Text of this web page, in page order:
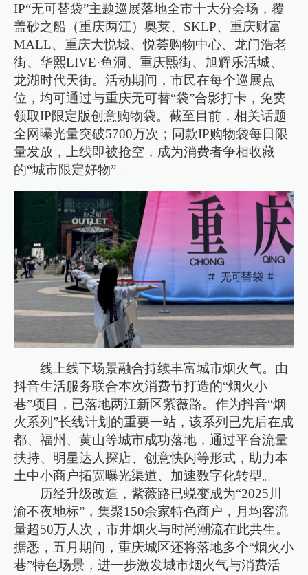
IP“无可替袋”主题巡展落地全市十大分会场，覆
盖砂之船（重庆两江）奥莱、SKLP、重庆财富
MALL、重庆大悦城、悦荟购物中心、龙门浩老
街、华熙LIVE·鱼洞、重庆熙街、旭辉乐活城、
龙湖时代天街。活动期间，市民在每个巡展点
位，均可通过与重庆无可替“袋”合影打卡，免费
领取IP限定版创意购物袋。截至目前，相关话题
全网曝光量突破5700万次；同款IP购物袋每日限
量发放，上线即被抢空，成为消费者争相收藏
的“城市限定好物”。
线上线下场景融合持续丰富城市烟火气。由
抖音生活服务联合本次消费节打造的“烟火小
巷”项目，已落地两江新区紫薇路。作为抖音“烟
火系列”长线计划的重要一站，该系列已先后在成
都、福州、黄山等城市成功落地，通过平台流量
扶持、明星达人探店、创意快闪等形式，助力本
土中小商户拓宽曝光渠道、加速数字化转型。
历经升级改造，紫薇路已蜕变成为“2025川
渝不夜地标”，集聚150余家特色商户，月均客流
量超50万人次，市井烟火与时尚潮流在此共生。
据悉，五月期间，重庆城区还将落地多个“烟火小
巷”特色场景，进一步激发城市烟火气与消费活